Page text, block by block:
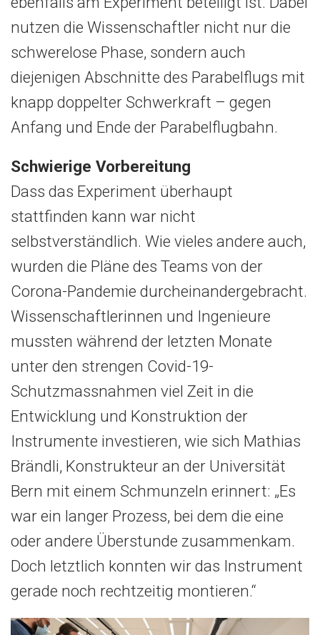
nutzen die Wissenschaftler nicht nur die
schwerelose Phase, sondern auch
diejenigen Abschnitte des Parabelflugs mit
knapp doppelter Schwerkraft – gegen
Anfang und Ende der Parabelflugbahn.
Schwierige Vorbereitung
Dass das Experiment überhaupt
stattfinden kann war nicht
selbstverständlich. Wie vieles andere auch,
wurden die Pläne des Teams von der
Corona-Pandemie durcheinandergebracht.
Wissenschaftlerinnen und Ingenieure
mussten während der letzten Monate
unter den strengen Covid-19-
Schutzmassnahmen viel Zeit in die
Entwicklung und Konstruktion der
Instrumente investieren, wie sich Mathias
Brändli, Konstrukteur an der Universität
Bern mit einem Schmunzeln erinnert: „Es
war ein langer Prozess, bei dem die eine
oder andere Überstunde zusammenkam.
Doch letztlich konnten wir das Instrument
gerade noch rechtzeitig montieren.“